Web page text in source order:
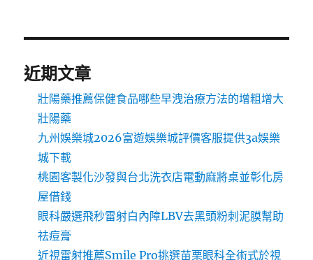
近期文章
壯陽藥推薦保健食品哪些早洩治療方法的增粗增大
壯陽藥
九州娛樂城2026富遊娛樂城評價客服提供3a娛樂
城下載
桃園客製化沙發與台北洗衣店電動麻將桌並彰化房
屋借錢
眼科嚴選飛秒雷射白內障LBV去黑頭粉刺泥膜幫助
祛痘膏
近視雷射推薦Smile Pro挑選苗栗眼科全術式於視